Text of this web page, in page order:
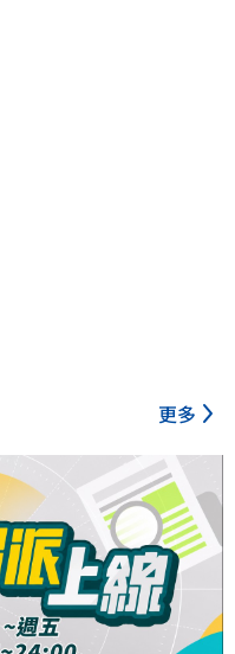
更多